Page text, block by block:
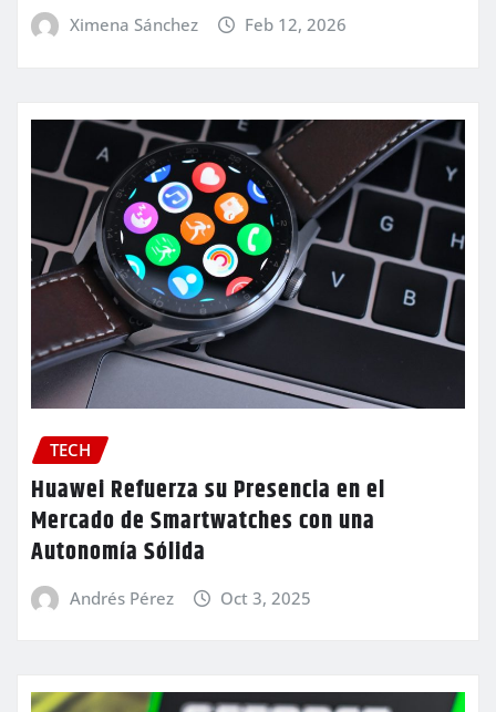
Ximena Sánchez Feb 12, 2026
TECH
Huawei Refuerza su Presencia en el
Mercado de Smartwatches con una
Autonomía Sólida
Andrés Pérez Oct 3, 2025